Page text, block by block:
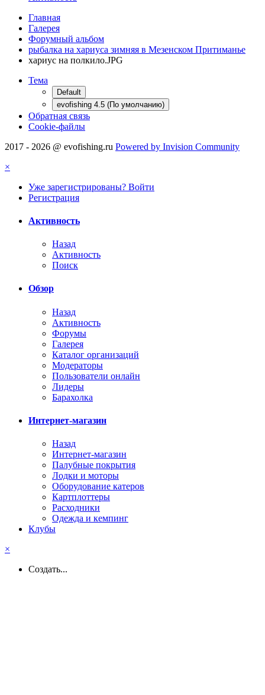
Главная
Галерея
Форумный альбом
рыбалка на хариуса зимняя в Мезенском Притиманье
хариус на полкило.JPG
Тема
Default
evofishing 4.5 (По умолчанию)
Обратная связь
Cookie-файлы
2017 - 2026 @ evofishing.ru Powered by Invision Community
×
Уже зарегистрированы? Войти
Регистрация
Активность
Назад
Активность
Поиск
Обзор
Назад
Активность
Форумы
Галерея
Каталог организаций
Модераторы
Пользователи онлайн
Лидеры
Барахолка
Интернет-магазин
Назад
Интернет-магазин
Палубные покрытия
Лодки и моторы
Оборудование катеров
Картплоттеры
Расходники
Одежда и кемпинг
Клубы
×
Создать...